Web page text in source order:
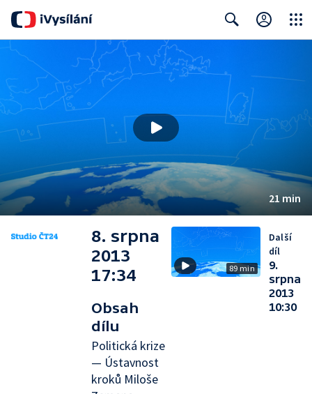
21 min
8. srpna
2013
17:34
Obsah
dílu
Politická krize
— Ústavnost
kroků Miloše
89 min
Další
díl
9.
srpna
2013
10:30